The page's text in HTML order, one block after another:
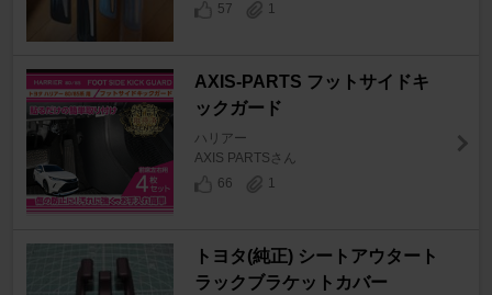
57
1
AXIS-PARTS フットサイドキ
ックガード
ハリアー
AXIS PARTSさん
66
1
トヨタ(純正) シートアウタート
ラックブラケットカバー